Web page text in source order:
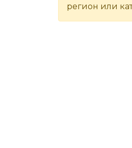
регион или